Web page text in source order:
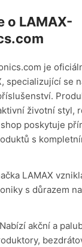
o LAMAX-
je
specializující se
životní styl,
poskytuje
s
LAMAX
s důrazem
Nabízí akční a